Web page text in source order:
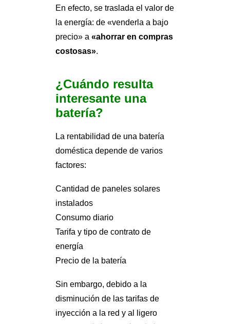
En efecto, se traslada el valor de
la energía: de «venderla a bajo
precio» a «ahorrar en compras
costosas».
¿Cuándo resulta
interesante una
batería?
La rentabilidad de una batería
doméstica depende de varios
factores:
Cantidad de paneles solares
instalados
Consumo diario
Tarifa y tipo de contrato de
energía
Precio de la batería
Sin embargo, debido a la
disminución de las tarifas de
inyección a la red y al ligero